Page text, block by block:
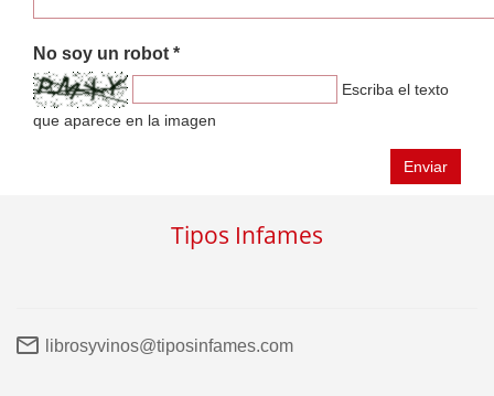
No soy un robot *
Escriba el texto
que aparece en la imagen
Enviar
Tipos Infames
librosyvinos@tiposinfames.com